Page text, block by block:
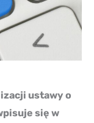
ustawy o
się w